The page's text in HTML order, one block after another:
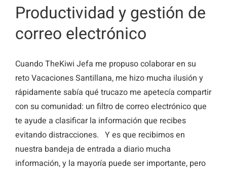
Productividad y gestión de
correo electrónico
Cuando TheKiwi Jefa me propuso colaborar en su
reto Vacaciones Santillana, me hizo mucha ilusión y
rápidamente sabía qué trucazo me apetecía compartir
con su comunidad: un filtro de correo electrónico que
te ayude a clasificar la información que recibes
evitando distracciones. Y es que recibimos en
nuestra bandeja de entrada a diario mucha
información, y la mayoría puede ser importante, pero